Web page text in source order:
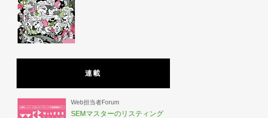
連載
Web担当者Forum
SEMマスターのリスティング